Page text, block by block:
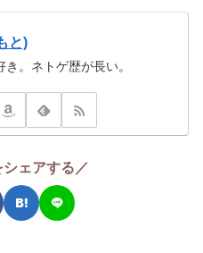
と)
。ネトゲ歴が長い。
ェアする／